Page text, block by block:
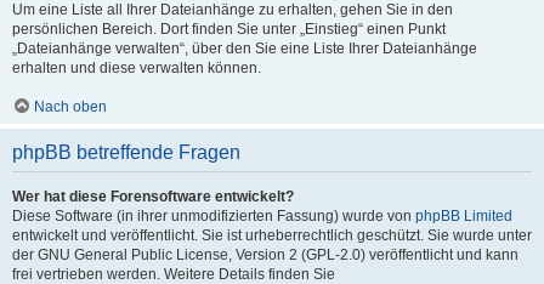
Um eine Liste all Ihrer Dateianhänge zu erhalten, gehen Sie in den
persönlichen Bereich. Dort finden Sie unter „Einstieg“ einen Punkt
„Dateianhänge verwalten“, über den Sie eine Liste Ihrer Dateianhänge
erhalten und diese verwalten können.
Nach oben
phpBB betreffende Fragen
Wer hat diese Forensoftware entwickelt?
Diese Software (in ihrer unmodifizierten Fassung) wurde von phpBB Limited
entwickelt und veröffentlicht. Sie ist urheberrechtlich geschützt. Sie wurde unter
der GNU General Public License, Version 2 (GPL-2.0) veröffentlicht und kann
frei vertrieben werden. Weitere Details finden Sie